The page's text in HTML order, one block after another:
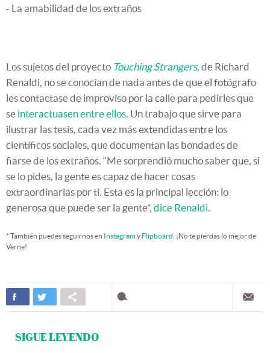
- La amabilidad de los extraños
Los sujetos del proyecto Touching Strangers, de Richard
Renaldi, no se conocían de nada antes de que el fotógrafo
les contactase de improviso por la calle para pedirles que
se interactuasen entre ellos . Un trabajo que sirve para
ilustrar las tesis, cada vez más extendidas entre los
científicos sociales, que documentan las bondades de
fiarse de los extraños. “Me sorprendió mucho saber que, si
se lo pides, la gente es capaz de hacer cosas
extraordinarias por ti. Esta es la principal lección: lo
generosa que puede ser la gente”, dice Renaldi
* También puedes seguirnos en Instagramy Flipboard . ¡No te pierdas lo mejor de
Verne!
SIGUE LEYENDO